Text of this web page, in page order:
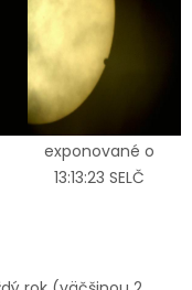
exponované o
13:13:23 SELČ